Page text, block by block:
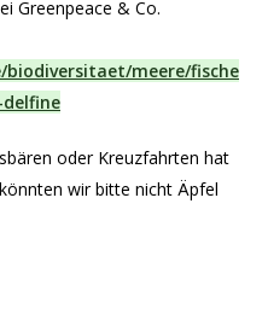
Greenpeace & Co.
biodiversitaet/meere/fische
oder Kreuzfahrten hat
wir bitte nicht Äpfel